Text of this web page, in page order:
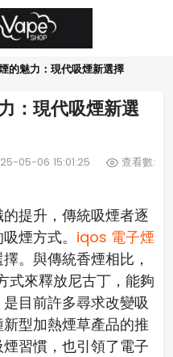
的魅力：現代吸煙新選擇
：現代吸煙新選
05-06 15:01:25
查看數:
提升，傳統吸煙者逐
煙方式。 iqos 電子煙
。與傳統香煙相比，
式來釋放尼古丁，能夠
目前許多尋求改變吸
型加熱煙草產品的推
習慣，也引領了電子